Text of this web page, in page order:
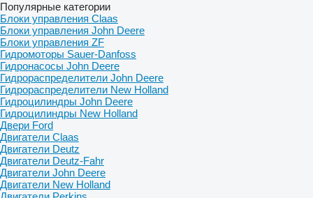
Популярные категории
Блоки управления Claas
Блоки управления John Deere
Блоки управления ZF
Гидромоторы Sauer-Danfoss
Гидронасосы John Deere
Гидрораспределители John Deere
Гидрораспределители New Holland
Гидроцилиндры John Deere
Гидроцилиндры New Holland
Двери Ford
Двигатели Claas
Двигатели Deutz
Двигатели Deutz-Fahr
Двигатели John Deere
Двигатели New Holland